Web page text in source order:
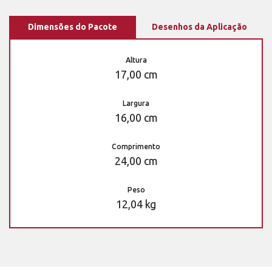
Dimensões do Pacote Desenhos da Aplicação
Altura
17,00 cm
Largura
16,00 cm
Comprimento
24,00 cm
Peso
12,04 kg